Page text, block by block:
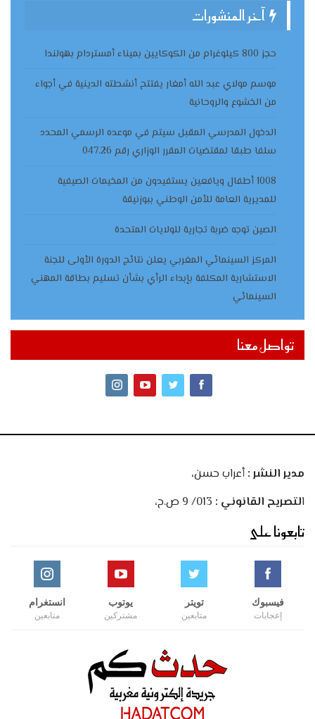
آخر المنشورات
حجز 800 كيلوغرام من الكوكايين بميناء أمستردام بهولندا
موسم مولاي عبد الله أمغار يفتتح أنشطته الدينية في أجواء
من الخشوع والروحانية
الدخول المدرسي المقبل سیتم في موعده الرسمي المحدد
سلفا طبقا لمقتضیات المقرر الوزاري رقم 047.26
1008 أطفال ويافعين يستفيدون من المخيمات الصيفية
للمديرية العامة للأمن الوطني ببوزنيقة
الصين توجه ضربة تجارية للولايات المتحدة
المركز السينمائي المغربي يعلن نتائج الدورة الأولى للجنة
الاستشارية المكلفة بإبداء الرأي بشأن تسليم بطاقة المهني
السينمائي
تواصل معنا
مدير النشر :أعراب حسن،
التصريح القانوني :
تابعونا على
فيسبوك
إعجابات
تويتر
متابعين
يوتوب
مشتركين
انستغرام
متابعين